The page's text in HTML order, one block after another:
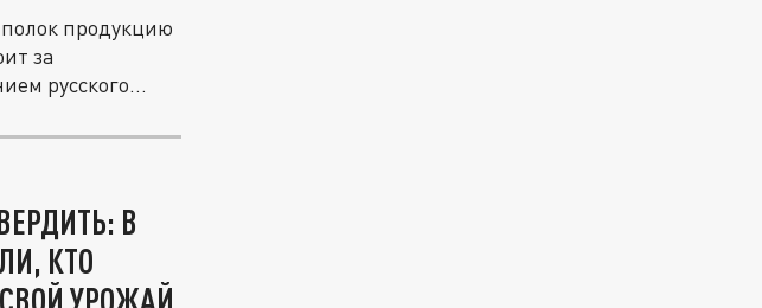
продукцию
за
русского...
В
КТО
УРОЖАЙ